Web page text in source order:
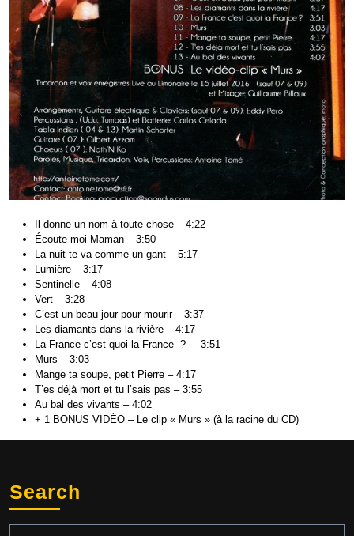
Il donne un nom à toute chose – 4:22
Écoute moi Maman – 3:50
La nuit te va comme un gant – 5:17
Lumière – 3:17
Sentinelle – 4:08
Vert – 3:28
C’est un beau jour pour mourir – 3:37
Les diamants dans la rivière – 4:17
La France c’est quoi la France ? – 3:51
Murs – 3:03
Mange ta soupe, petit Pierre – 4:17
T’es déjà mort et tu l’sais pas – 3:55
Au bal des vivants – 4:02
+ 1 BONUS VIDÉO – Le clip « Murs » (à la racine du CD)
Search